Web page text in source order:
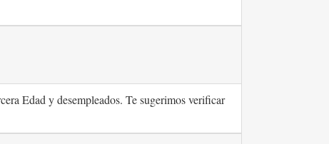
Edad y desempleados. Te sugerimos verificar